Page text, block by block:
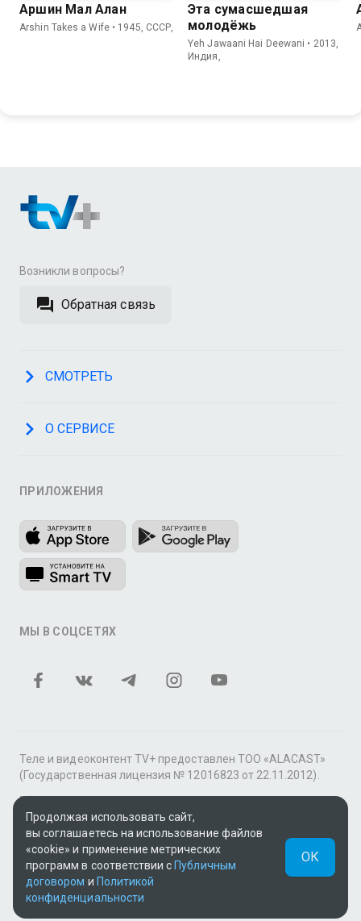
Аршин Мал Алан
Arshin Takes a Wife • 1945, СССР,
Эта сумасшедшая
молодёжь
Yeh Jawaani Hai Deewani • 2013,
Индия,
Возникли вопросы?
Обратная связь
СМОТРЕТЬ
О СЕРВИСЕ
ПРИЛОЖЕНИЯ
МЫ В СОЦСЕТЯХ
Теле и видеоконтент TV+ предоставлен ТОО «ALACAST»
(Государственная лицензия № 12016823 от 22.11.2012).
В рамках услуги «Видео по подписке» для «Пакета
фильмов и сериалов tv+» контент предоставляется
онлайн-кинотеатром MEGOGO.
Поддержка: tvplus@telecom.kz
v3.9.15 | SSR
UUID: fcd952ee-2eee-4108-890d-3f3c0ac3a19a
Продолжая использовать сайт,
вы соглашаетесь на использование файлов
«cookie» и применение метрических
программ в соответствии с Публичным
договором и Политикой
конфиденциальности
ОК